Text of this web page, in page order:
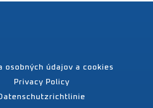
osobných údajov a cookies
Privacy Policy